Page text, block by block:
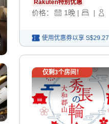
Rakuten特别优惠
价格： 1晚 | |
使用优惠券以享 S$29.27
仅剩3个房间！